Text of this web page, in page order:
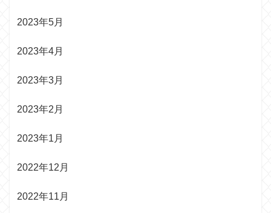
2023年5月
2023年4月
2023年3月
2023年2月
2023年1月
2022年12月
2022年11月